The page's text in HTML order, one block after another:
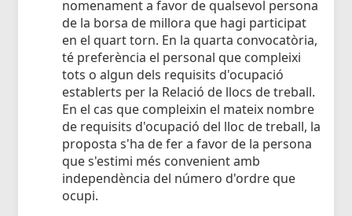
nomenament a favor de qualsevol persona
de la borsa de millora que hagi participat
en el quart torn. En la quarta convocatòria,
té preferència el personal que compleixi
tots o algun dels requisits d'ocupació
establerts per la Relació de llocs de treball.
En el cas que compleixin el mateix nombre
de requisits d'ocupació del lloc de treball, la
proposta s'ha de fer a favor de la persona
que s'estimi més convenient amb
independència del número d'ordre que
ocupi.